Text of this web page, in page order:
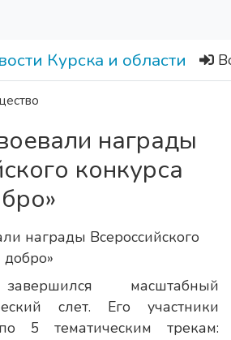
награды
конкурса
масштабный
слет. Его участники
5 тематическим трекам: